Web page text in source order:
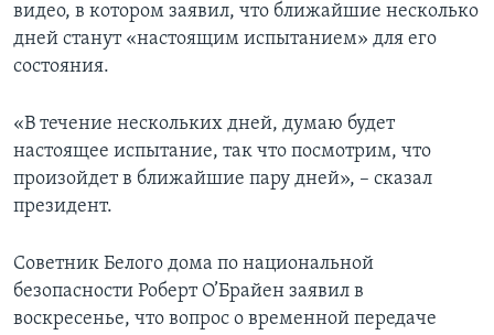
видео, в котором заявил, что ближайшие несколько
дней станут «настоящим испытанием» для его
состояния.
«В течение нескольких дней, думаю будет
настоящее испытание, так что посмотрим, что
произойдет в ближайшие пару дней», – сказал
президент.
Советник Белого дома по национальной
безопасности Роберт О’Брайен заявил в
воскресенье, что вопрос о временной передаче